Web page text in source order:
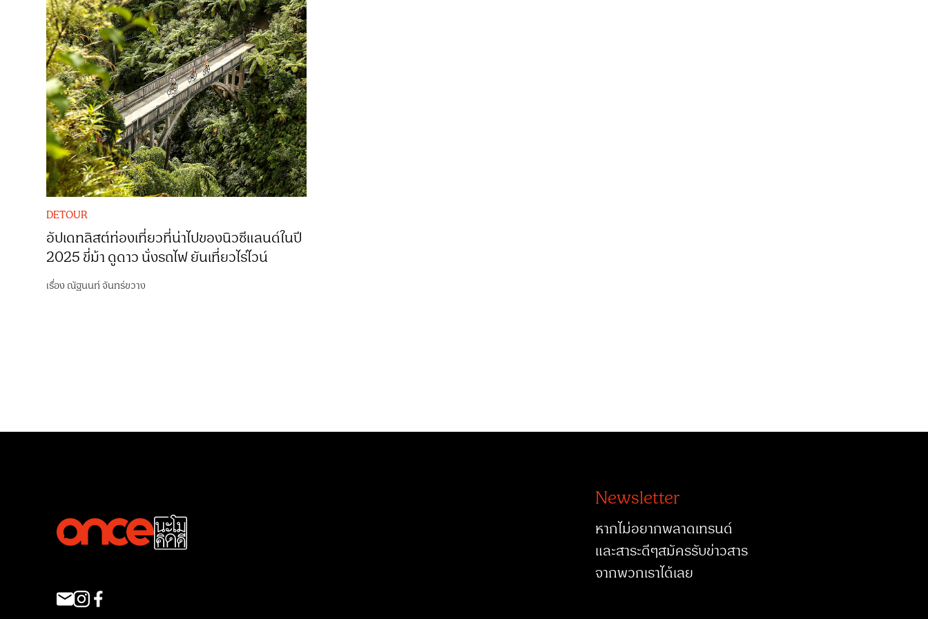
DETOUR
อัปเดทลิสต์ท่องเที่ยวที่น่าไปของนิวซีแลนด์ในปี
2025 ขี่ม้า ดูดาว นั่งรถไฟ ยันเที่ยวไร่ไวน์
เรื่องณัฐนนท์ จันทร์ขวาง
Newsletter
หากไม่อยากพลาดเทรนด์
และสาระดีๆสมัครรับข่าวสาร
จากพวกเราได้เลย